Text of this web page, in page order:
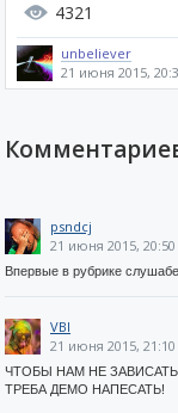
4321
unbeliever
21 июня 2015,
psndcj
21 июня 2015, 20:50
Впервые в рубрике
VBI
21 июня 2015, 21:10
ЧТОБЫ НАМ НЕ
ТРЕБА ДЕМО НАПЕСАТЬ!